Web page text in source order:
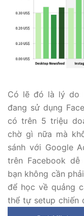
Có lẽ đó là lý do
đang sử dụng
có trên 5 triệu
chờ gì nữa mà
sánh với Google
trên Facebook dễ
bạn không cần
để học về quảng
thể tự setup chiến